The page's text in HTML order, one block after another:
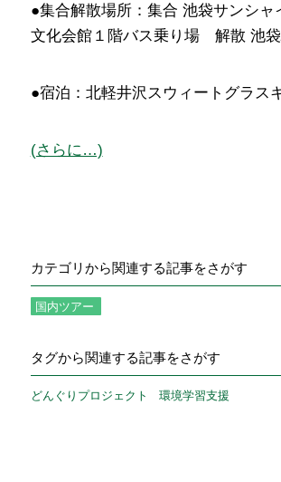
●集合解散場所：集合 池袋サンシャ
文化会館１階バス乗り場 解散 池
●宿泊：北軽井沢スウィートグラス
(さらに…)
カテゴリから関連する記事をさがす
国内ツアー
タグから関連する記事をさがす
どんぐりプロジェクト 環境学習支援